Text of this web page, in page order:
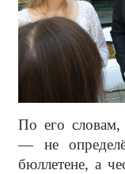
По его словам,
— не
бюллетене, а